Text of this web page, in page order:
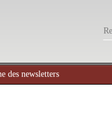
des newsletters